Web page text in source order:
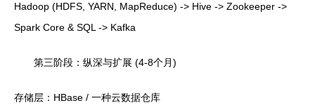
Hadoop (HDFS, YARN, MapReduce) -> Hive -> Zookeeper ->
Spark Core & SQL -> Kafka
第三阶段：纵深与扩展 (4-8个月)
存储层：HBase / 一种云数据仓库